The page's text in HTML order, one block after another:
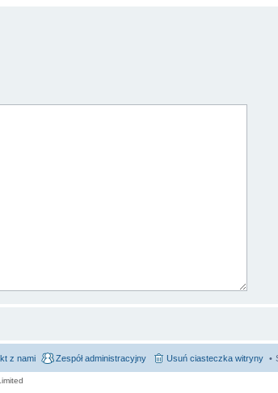
Usuń ciasteczka witryny
Zespół administracyjny
z nami